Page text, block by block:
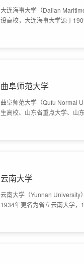
大连海事大学（Dalian
设高校，大连海事大学源于
曲阜师范大学
曲阜师范大学（Qufu Normal
生高校、山东省重点大学、山
云南大学
云南大学（Yunnan University
1934年更名为省立云南大学